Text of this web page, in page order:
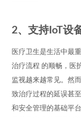
2、支持IoT设
医疗卫生是生活中最
治疗流程 的顺畅，医
监视越来越常见。然
致治疗过程的延误甚
和安全管理的基础平